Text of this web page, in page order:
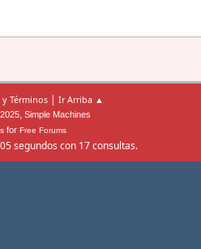
y Términos | Ir Arriba ▲
, Simple Machines
for Free Forums
segundos con 17 consultas.